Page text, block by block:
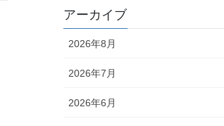
アーカイブ
2026年8月
2026年7月
2026年6月